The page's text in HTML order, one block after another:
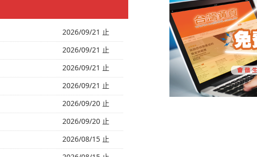
2026/09/21 止
2026/09/21 止
2026/09/21 止
2026/09/21 止
2026/09/20 止
2026/09/20 止
2026/08/15 止